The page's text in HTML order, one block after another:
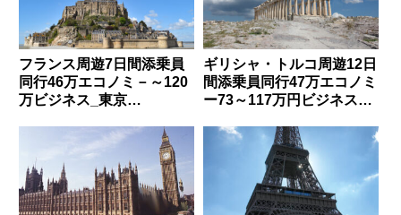
フランス周遊7日間添乗員
同行46万エコノミ－～120
万ビジネス_東京
ギリシャ・トルコ周遊12日
間添乗員同行47万エコノミ
ー73～117万円ビジネス_